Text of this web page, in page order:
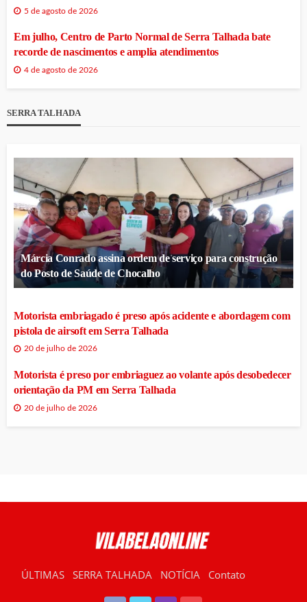
5 de agosto de 2026
Em julho, Centro de Parto Normal de Serra Talhada bate
recorde de nascimentos e amplia atendimentos
4 de agosto de 2026
SERRA TALHADA
Márcia Conrado assina ordem de serviço para construção
do Posto de Saúde de Chocalho
Motorista embriagado é preso após acidente e abordagem com
pistola de airsoft em Serra Talhada
20 de julho de 2026
Motorista é preso por embriaguez ao volante após desobedecer
orientação da PM em Serra Talhada
20 de julho de 2026
ÚLTIMAS SERRA TALHADA NOTÍCIA Contato